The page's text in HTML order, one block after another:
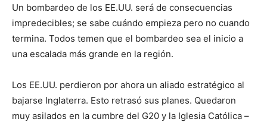
Un bombardeo de los EE.UU. será de consecuencias
impredecibles; se sabe cuándo empieza pero no cuando
termina. Todos temen que el bombardeo sea el inicio a
una escalada más grande en la región.
Los EE.UU. perdieron por ahora un aliado estratégico al
bajarse Inglaterra. Esto retrasó sus planes. Quedaron
muy asilados en la cumbre del G20 y la Iglesia Católica –